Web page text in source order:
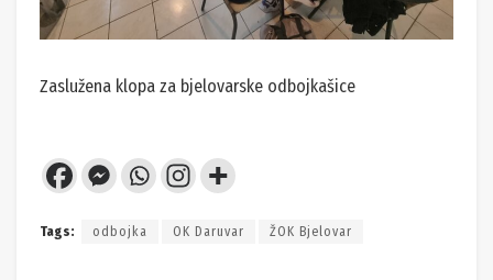
Zaslužena klopa za bjelovarske odbojkašice
Tags: odbojka OK Daruvar ŽOK Bjelovar